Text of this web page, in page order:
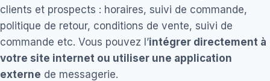
clients et prospects : horaires, suivi de commande,
politique de retour, conditions de vente, suivi de
commande etc. Vous pouvez l’intégrer directement à
votre site internet ou utiliser une application
externe de messagerie.